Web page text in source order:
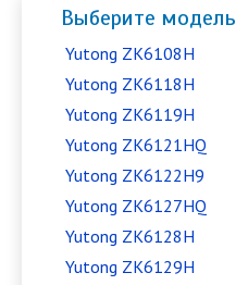
Выберите модель
Yutong ZK6108H
Yutong ZK6118H
Yutong ZK6119H
Yutong ZK6121HQ
Yutong ZK6122H9
Yutong ZK6127HQ
Yutong ZK6128H
Yutong ZK6129H